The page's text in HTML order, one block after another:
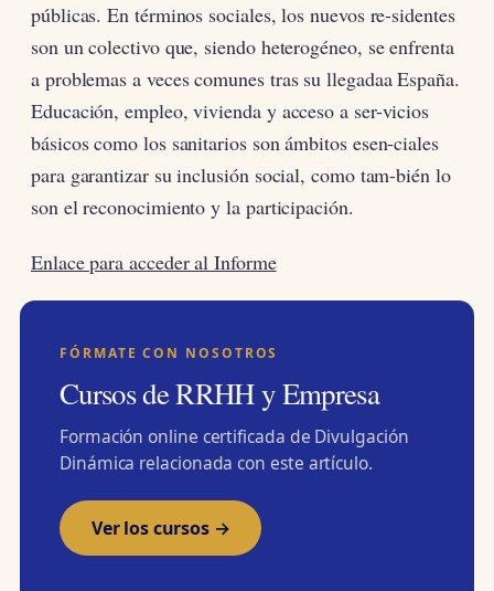
públicas. En términos sociales, los nuevos re-sidentes
son un colectivo que, siendo heterogéneo, se enfrenta
a problemas a veces comunes tras su llegadaa España.
Educación, empleo, vivienda y acceso a ser-vicios
básicos como los sanitarios son ámbitos esen-ciales
para garantizar su inclusión social, como tam-bién lo
son el reconocimiento y la participación.
Enlace para acceder al Informe
FÓRMATE CON NOSOTROS
Cursos de RRHH y Empresa
Formación online certificada de Divulgación
Dinámica relacionada con este artículo.
Ver los cursos →